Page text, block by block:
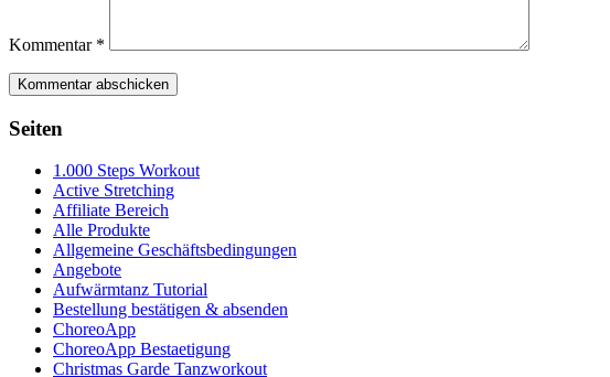
Kommentar *
Seiten
1.000 Steps Workout
Active Stretching
Affiliate Bereich
Alle Produkte
Allgemeine Geschäftsbedingungen
Angebote
Aufwärmtanz Tutorial
Bestellung bestätigen & absenden
ChoreoApp
ChoreoApp Bestaetigung
Christmas Garde Tanzworkout